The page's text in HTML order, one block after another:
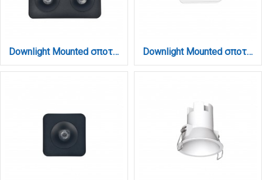
Downlight Mounted σποτ 4*8W 3CCT σε μαύρη απόχρωση (X00290B) Downlight Mounted σποτ 8W 3CCT σε λευκή απόχρωση (X00260W)